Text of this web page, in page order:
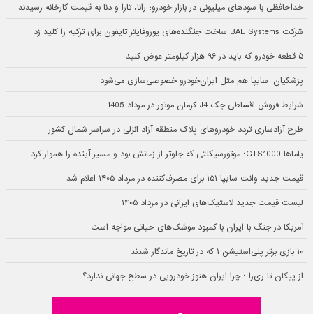
خداحافظی با سودهای میلیونی در بازار خودرو؛ رانا، تارا و دنا به قیمت کارخانه رسیدند
شرکت BAE Systems ساخت جنگنده‌های یوروفایتر تایفون برای ترکیه را کلید زد
۵ قطعه خودرو که باید در ۹۶ هزار کیلومتر عوض کنید
پزشکیان: سایپا هم مثل ایران‌خودرو خصوصی‌سازی می‌شود
شرایط فروش اقساطی جک J4 کرمان موتور در مرداد 1405
طرح آزادسازی تردد خودروهای پلاک منطقه آزاد انزلی در سراسر شمال کشور
یاماها GTS1000؛ موتورسیکلتی که جلوتر از زمانش بود و مسیر آینده را هموار کرد
قیمت جدید وانت سایپا ۱۵۱ برای مصرف‌کننده در مرداد ۱۴۰۵ اعلام شد
لیست قیمت جدید لاستیک‌های ایرانی در مرداد ۱۴۰۵
آمریکا در جنگ با ایران با کمبود موشک‌های حیاتی مواجه است
۱۰ بازی برتر پلی‌استیشن ۱ که در تاریخ ماندگار شدند
از پیکان تا ری‌را ؛ چرا ایران هنوز خودرویی در سطح جهانی ندارد؟